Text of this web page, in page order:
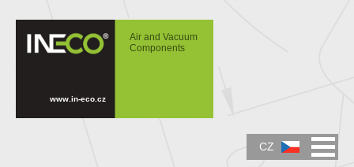
Průtokoměry R z akrylátu (PMMA) na
měření středních průtoků. Rotametr,
Air and Vacuum
Components
www.in-eco.cz
CZ